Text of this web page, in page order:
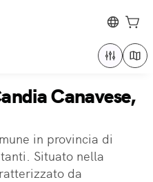
Canavese,
in provincia di
Situato nella
da